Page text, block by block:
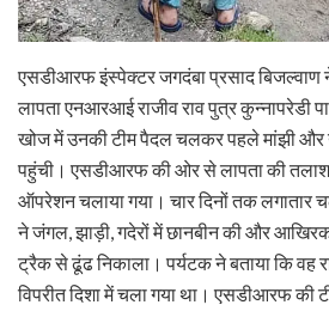
एसडीआरफ इंस्पेक्टर जगदंबा प्रसाद बिजल्वाण
लापता एनआरआई राजीव राव पुत्र कुन्नापरेडी
खोज में उनकी टीम पैदल चलकर पहले मांझी
पहुंची। एसडीआरफ की ओर से लापता की
ऑपरेशन चलाया गया। चार दिनों तक
ने जंगल, झाड़ी, गदेरों में छानबीन की और
ट्रैक से ढूंढ निकाला। पर्यटक ने बताया कि वह
विपरीत दिशा में चला गया था। एसडीआरफ की